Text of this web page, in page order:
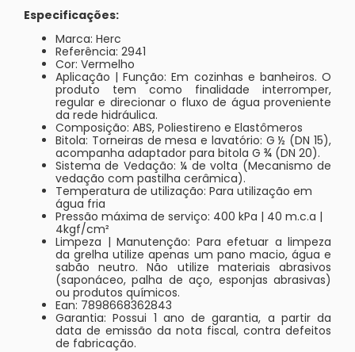
Especificações:
Marca: Herc
Referência: 2941
Cor: Vermelho
Aplicação | Função: Em cozinhas e banheiros. O
produto tem como finalidade interromper,
regular e direcionar o fluxo de água proveniente
da rede hidráulica.
Composição: ABS, Poliestireno e Elastômeros
Bitola: Torneiras de mesa e lavatório: G ½ (DN 15),
acompanha adaptador para bitola G ¾ (DN 20).
Sistema de Vedação: ¼ de volta (Mecanismo de
vedação com pastilha cerâmica).
Temperatura de utilização: Para utilização em
água fria
Pressão máxima de serviço: 400 kPa | 40 m.c.a |
4kgf/cm²
Limpeza | Manutenção: Para efetuar a limpeza
da grelha utilize apenas um pano macio, água e
sabão neutro. Não utilize materiais abrasivos
(saponáceo, palha de aço, esponjas abrasivas)
ou produtos químicos.
Ean: 7898668362843
Garantia: Possui 1 ano de garantia, a partir da
data de emissão da nota fiscal, contra defeitos
de fabricação.